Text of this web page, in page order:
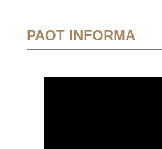
PAOT INFORMA